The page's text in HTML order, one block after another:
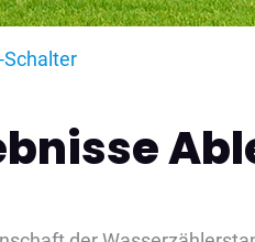
Schalter(ausgewählt)